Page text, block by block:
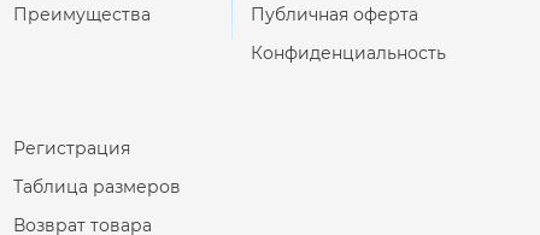
Преимущества
Публичная оферта
Конфиденциальность
Регистрация
Таблица размеров
Возврат товара